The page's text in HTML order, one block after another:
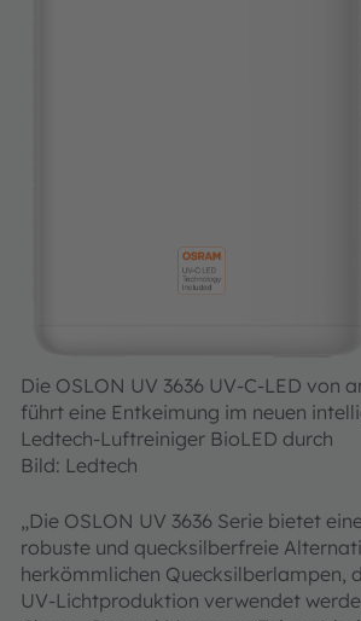
Die OSLON UV 3636 UV-C-LED von
führt eine Entkeimung im neuen
Ledtech-Luftreiniger BioLED durch
Bild: Ledtech
„Die OSLON UV 3636 Serie bietet
robuste und quecksilberfreie
herkömmlichen Quecksilberlampen,
UV-Lichtproduktion verwendet